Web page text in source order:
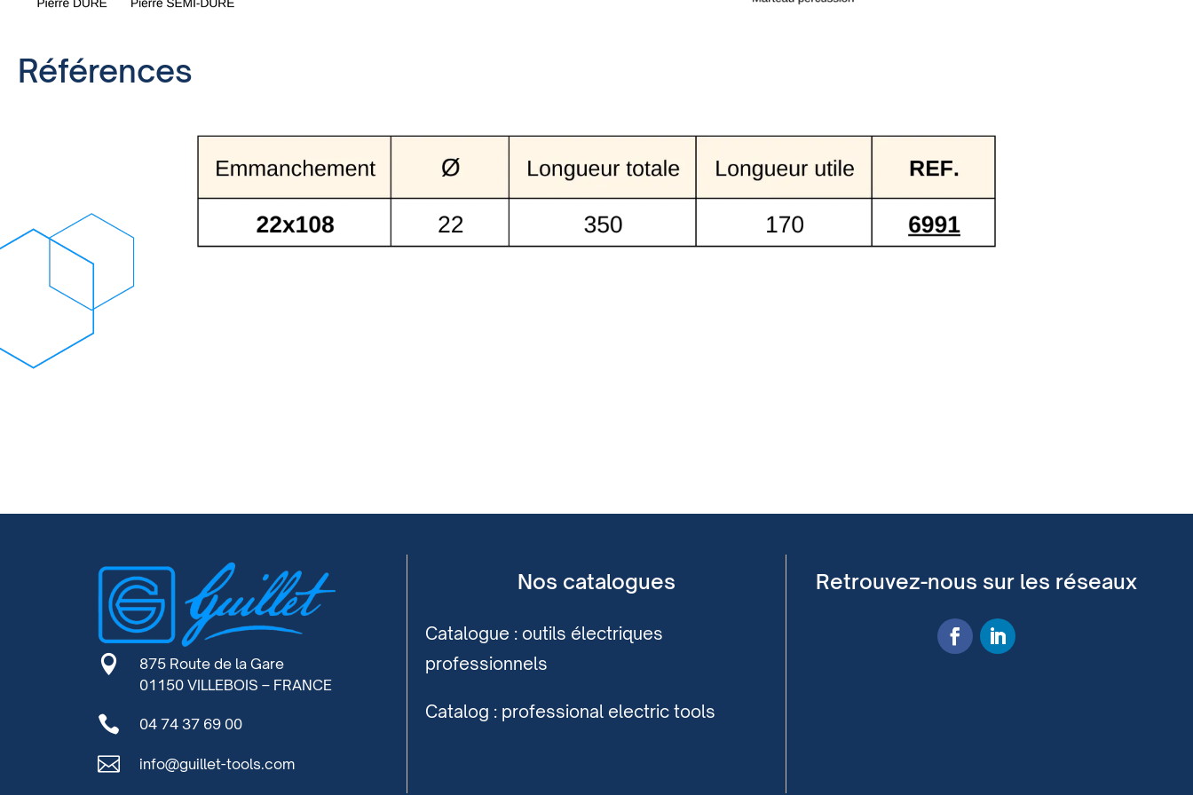
Références

875 Route de la Gare
01150 VILLEBOIS – FRANCE
 04 74 37 69 00
 info@guillet-tools.com
Nos catalogues
Catalogue : outils électriques
professionnels
Catalog : professional electric tools
Retrouvez-nous sur les réseaux